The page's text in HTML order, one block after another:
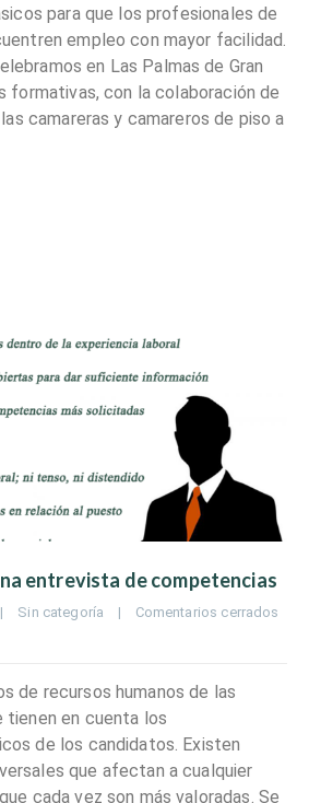
para que los profesionales de
empleo con mayor facilidad.
en Las Palmas de Gran
formativas, con la colaboración de
camareras y camareros de piso a
entrevista de competencias
| Sin categoría |
Comentarios cerrados
de recursos humanos de las
tienen en cuenta los
de los candidatos. Existen
que afectan a cualquier
cada vez son más valoradas. Se